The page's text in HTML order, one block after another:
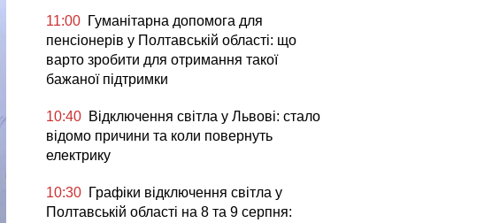
11:00 Гуманітарна допомога для
пенсіонерів у Полтавській області: що
варто зробити для отримання такої
бажаної підтримки
10:40 Відключення світла у Львові: стало
відомо причини та коли повернуть
електрику
10:30 Графіки відключення світла у
Полтавській області на 8 та 9 серпня: